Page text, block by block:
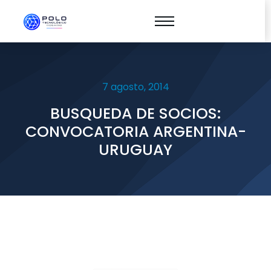
7 agosto, 2014
BUSQUEDA DE SOCIOS:
CONVOCATORIA ARGENTINA-
URUGUAY